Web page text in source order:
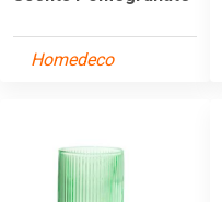
Homedeco